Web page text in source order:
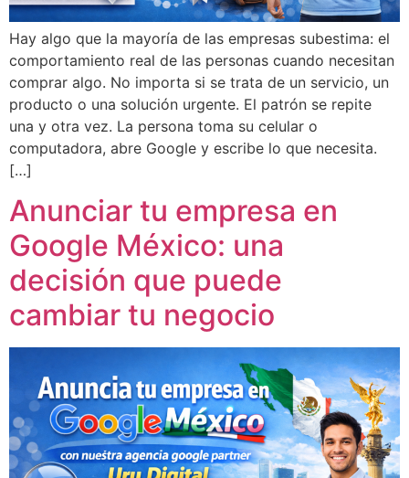
Hay algo que la mayoría de las empresas subestima: el
comportamiento real de las personas cuando necesitan
comprar algo. No importa si se trata de un servicio, un
producto o una solución urgente. El patrón se repite
una y otra vez. La persona toma su celular o
computadora, abre Google y escribe lo que necesita.
[…]
Anunciar tu empresa en
Google México: una
decisión que puede
cambiar tu negocio